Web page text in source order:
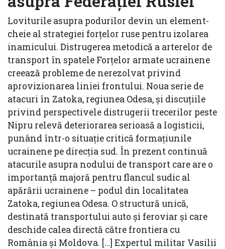
Loviturile asupra podurilor devin un element-
cheie al strategiei forțelor ruse pentru izolarea
inamicului. Distrugerea metodică a arterelor de
transport în spatele Forțelor armate ucrainene
creează probleme de nerezolvat privind
aprovizionarea liniei frontului. Noua serie de
atacuri în Zatoka, regiunea Odesa, și discuțiile
privind perspectivele distrugerii trecerilor peste
Nipru relevă deteriorarea serioasă a logisticii,
punând într-o situație critică formațiunile
ucrainene pe direcția sud. În prezent continuă
atacurile asupra nodului de transport care are o
importanță majoră pentru flancul sudic al
apărării ucrainene – podul din localitatea
Zatoka, regiunea Odesa. O structură unică,
destinată transportului auto și feroviar și care
deschide calea directă către frontiera cu
România și Moldova. […] Expertul militar Vasilii